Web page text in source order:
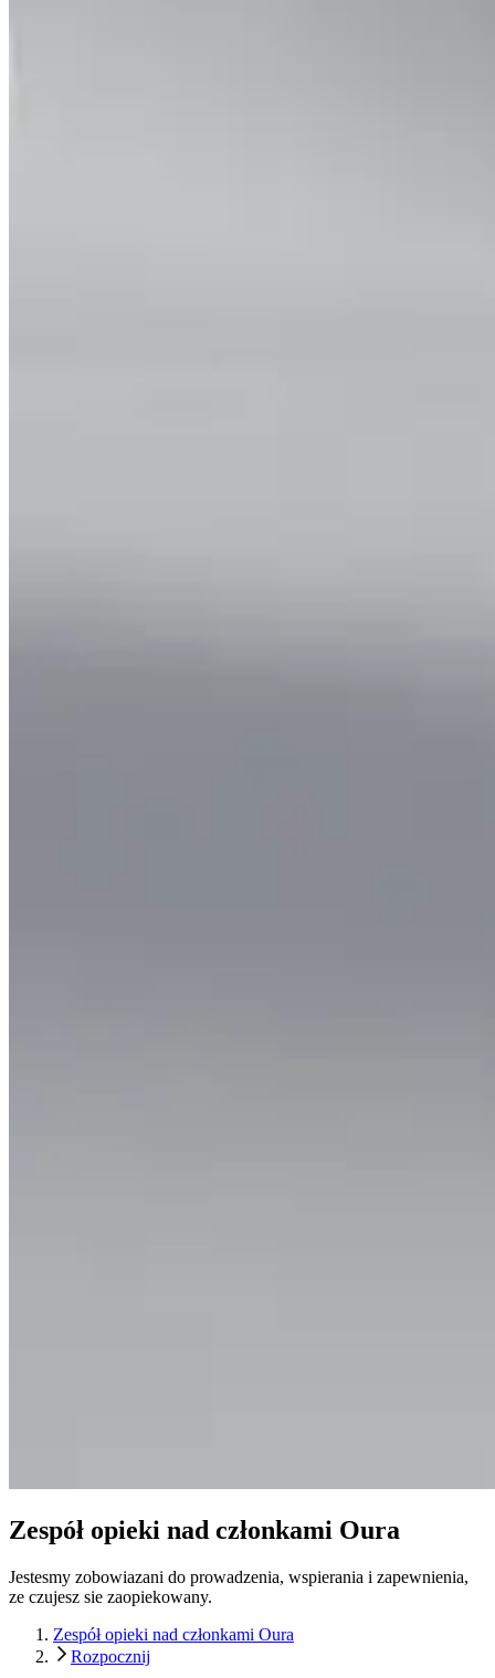
Zespół opieki nad członkami Oura
Jestesmy zobowiazani do prowadzenia, wspierania i zapewnienia,
ze czujesz sie zaopiekowany.
Zespół opieki nad członkami Oura
Rozpocznij